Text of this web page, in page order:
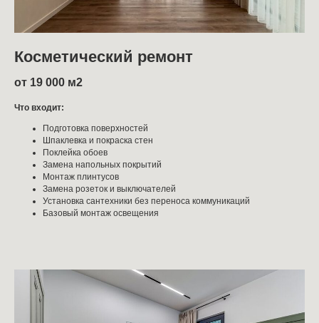
Косметический ремонт
от 19 000 м2
Что входит:
Подготовка поверхностей
Шпаклевка и покраска стен
Поклейка обоев
Замена напольных покрытий
Монтаж плинтусов
Замена розеток и выключателей
Установка сантехники без переноса коммуникаций
Базовый монтаж освещения